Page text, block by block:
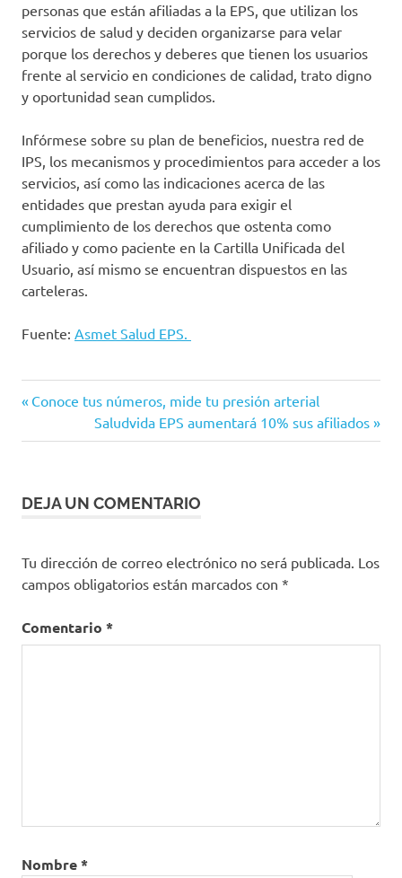
personas que están afiliadas a la EPS, que utilizan los
servicios de salud y deciden organizarse para velar
porque los derechos y deberes que tienen los usuarios
frente al servicio en condiciones de calidad, trato digno
y oportunidad sean cumplidos.
Infórmese sobre su plan de beneficios, nuestra red de
IPS, los mecanismos y procedimientos para acceder a los
servicios, así como las indicaciones acerca de las
entidades que prestan ayuda para exigir el
cumplimiento de los derechos que ostenta como
afiliado y como paciente en la Cartilla Unificada del
Usuario, así mismo se encuentran dispuestos en las
carteleras.
Fuente: Asmet Salud EPS.
Salud
deberes
derechos
Navegación
de
Entrada
Conoce tus números, mide tu presión arterial
Siguiente
entrada:
Saludvida EPS aumentará 10% sus afiliados
DEJA UN COMENTARIO
Tu dirección de correo electrónico no será publicada. Los
campos obligatorios están marcados con *
Comentario *
Nombre*